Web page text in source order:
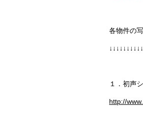
各物件の
１．初声
http://